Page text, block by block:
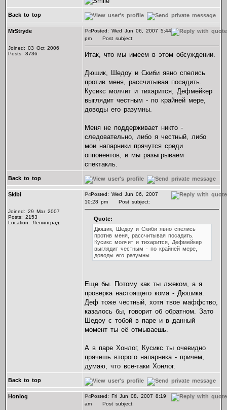
Back to top
MrStryde
Joined: 03 Oct 2006
Posts: 8736
Posted: Wed Jun 06, 2007 5:44
pm
Post subject:
Итак, что мы имеем в этом обсуждении.
Дюшик, Шедоу и Скиби явно спелись
против меня, рассчитывая посадить.
Кусикс молчит и тихарится, Дефмейкер
выглядит честным - по крайней мере,
доводы его разумны.
Меня не поддерживает никто -
следовательно, либо я честный, либо
мои напарники прячутся среди
оппонентов, и мы разыгрываем
спектакль.
Back to top
Skibi
Joined: 29 Mar 2007
Posts: 2153
Location: Ленинград
Posted: Wed Jun 06, 2007
10:28 pm
Post subject:
Quote:
Дюшик, Шедоу и Скиби явно спелись
против меня, рассчитывая посадить.
Кусикс молчит и тихарится, Дефмейкер
выглядит честным - по крайней мере,
доводы его разумны.
Еще бы. Потому как ты лжеком, а я
проверка настоящего кома - Дюшика.
Деф тоже честный, хотя твое маффство,
казалось бы, говорит об обратном. Зато
Шедоу с тобой в паре и в данный
момент ты её отмываешь.
А в паре Хонлог, Кусикс ты очевидно
прячешь второго напарника - причем,
думаю, что все-таки Хонлог.
Back to top
Honlog
Posted: Fri Jun 08, 2007 8:19
am
Post subject: